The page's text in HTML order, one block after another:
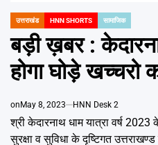
POSTED
उत्तराखंड HNN SHORTS सामाजिक
बड़ी ख़बर :
होगा घोड़े
on May 8, 2023 HNN Desk 2
श्री केदारनाथ धाम यात्रा वर्ष
सुरक्षा व सुविधा के दृष्टिगत